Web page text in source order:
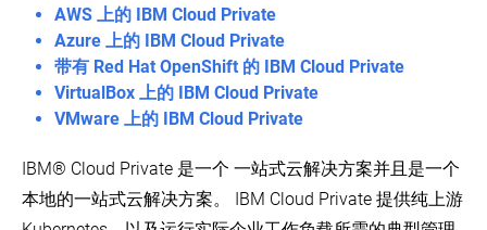
在 GitHub 上查看
了解社区
GitHub Slack SlackStack Overflow
差
v1.17
Release
Notes
(EN)
版
及
版
生
产
环
AWS 上的 IBM Cloud Private
Azure 上的 IBM Cloud Private
带有 Red Hat OpenShift 的 IBM Cloud Private
VirtualBox 上的 IBM Cloud Private
VMware 上的 IBM Cloud Private
IBM® Cloud Private 是一个 一站式云解决方案并且是一个
本地的一站式云解决方案。 IBM Cloud Private 提供纯上游